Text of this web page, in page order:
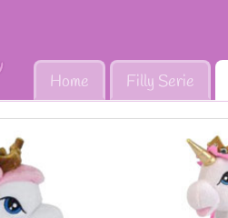
Home Filly Serie